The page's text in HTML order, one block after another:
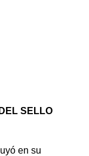
SELLO
en su